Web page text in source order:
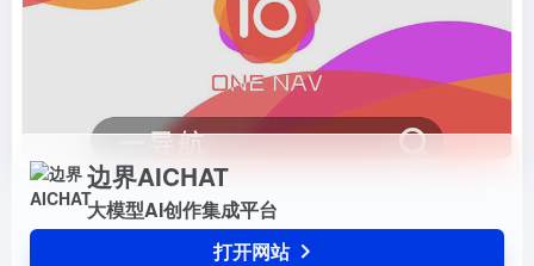
边界AICHAT
大模型AI创作集成平台
打开网站